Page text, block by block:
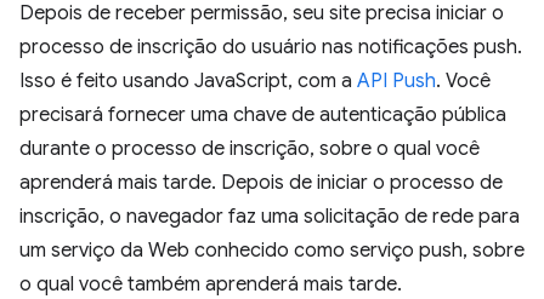
Depois de receber permissão, seu site precisa iniciar o
processo de inscrição do usuário nas notificações push.
Isso é feito usando JavaScript, com a API Push. Você
precisará fornecer uma chave de autenticação pública
durante o processo de inscrição, sobre o qual você
aprenderá mais tarde. Depois de iniciar o processo de
inscrição, o navegador faz uma solicitação de rede para
um serviço da Web conhecido como serviço push, sobre
o qual você também aprenderá mais tarde.